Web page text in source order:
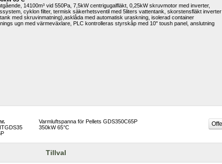
14100m³ vid 550Pa, 7,5kW centrigugalfläkt, 0,25kW skruvmotor med inverter,
cyklon filter, termisk säkerhetsventil med 5liters vattentank, skorstensfläkt inverter
med skruvinmatning),asklåda med automatisk uraskning, isolerad container
ugn med värmeväxlare, PLC kontrolleras styrskåp med 10" toush panel, anslutning
Varmluftspanna för Pellets GDS350C65P
350kW 65°C
Tillval